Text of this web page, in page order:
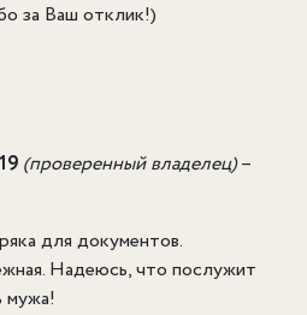
за Ваш отклик!)
(проверенный владелец)–
для документов.
Надеюсь, что послужит
мужа!